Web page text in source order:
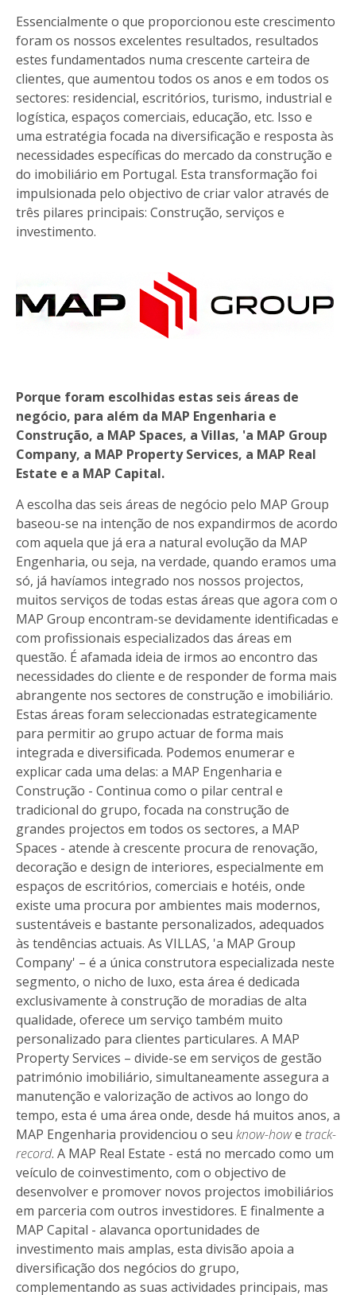
Essencialmente o que proporcionou este crescimento
foram os nossos excelentes resultados, resultados
estes fundamentados numa crescente carteira de
clientes, que aumentou todos os anos e em todos os
sectores: residencial, escritórios, turismo, industrial e
logística, espaços comerciais, educação, etc. Isso e
uma estratégia focada na diversificação e resposta às
necessidades específicas do mercado da construção e
do imobiliário em Portugal. Esta transformação foi
impulsionada pelo objectivo de criar valor através de
três pilares principais: Construção, serviços e
investimento.
Porque foram escolhidas estas seis áreas de
negócio, para além da MAP Engenharia e
Construção, a MAP Spaces, a Villas, 'a MAP Group
Company, a MAP Property Services, a MAP Real
Estate e a MAP Capital.
A escolha das seis áreas de negócio pelo MAP Group
baseou-se na intenção de nos expandirmos de acordo
com aquela que já era a natural evolução da MAP
Engenharia, ou seja, na verdade, quando eramos uma
só, já havíamos integrado nos nossos projectos,
muitos serviços de todas estas áreas que agora com o
MAP Group encontram-se devidamente identificadas e
com profissionais especializados das áreas em
questão. É afamada ideia de irmos ao encontro das
necessidades do cliente e de responder de forma mais
abrangente nos sectores de construção e imobiliário.
Estas áreas foram seleccionadas estrategicamente
para permitir ao grupo actuar de forma mais
integrada e diversificada. Podemos enumerar e
explicar cada uma delas: a MAP Engenharia e
Construção - Continua como o pilar central e
tradicional do grupo, focada na construção de
grandes projectos em todos os sectores, a MAP
Spaces - atende à crescente procura de renovação,
decoração e design de interiores, especialmente em
espaços de escritórios, comerciais e hotéis, onde
existe uma procura por ambientes mais modernos,
sustentáveis e bastante personalizados, adequados
às tendências actuais. As VILLAS, 'a MAP Group
Company' – é a única construtora especializada neste
segmento, o nicho de luxo, esta área é dedicada
exclusivamente à construção de moradias de alta
qualidade, oferece um serviço também muito
personalizado para clientes particulares. A MAP
Property Services – divide-se em serviços de gestão
património imobiliário, simultaneamente assegura a
manutenção e valorização de activos ao longo do
tempo, esta é uma área onde, desde há muitos anos, a
MAP Engenharia providenciou o seu know-howe track-
record. A MAP Real Estate - está no mercado como um
veículo de coinvestimento, com o objectivo de
desenvolver e promover novos projectos imobiliários
em parceria com outros investidores. E finalmente a
MAP Capital - alavanca oportunidades de
investimento mais amplas, esta divisão apoia a
diversificação dos negócios do grupo,
complementando as suas actividades principais, mas